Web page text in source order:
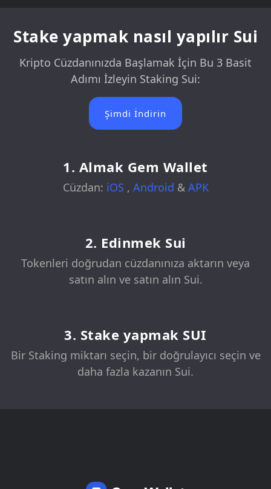
Stake yapmak nasıl yapılır Sui
Kripto Cüzdanınızda Başlamak İçin Bu 3 Basit
Adımı İzleyin Staking Sui:
Şimdi İndirin
1. Almak Gem Wallet
Cüzdan: iOS , Android & APK
2. Edinmek Sui
Tokenleri doğrudan cüzdanınıza aktarın veya
satın alın ve satın alın Sui.
3. Stake yapmak SUI
Bir Staking miktarı seçin, bir doğrulayıcı seçin ve
daha fazla kazanın Sui.